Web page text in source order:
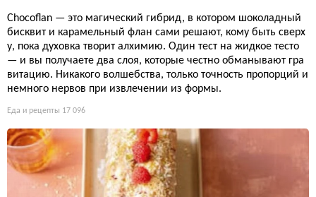
Chocoflan — это магический гибрид, в котором шоколадный
бисквит и карамельный флан сами решают, кому быть сверх
у, пока духовка творит алхимию. Один тест на жидкое тесто
— и вы получаете два слоя, которые честно обманывают гра
витацию. Никакого волшебства, только точность пропорций и
немного нервов при извлечении из формы.
Еда и рецепты 17 096